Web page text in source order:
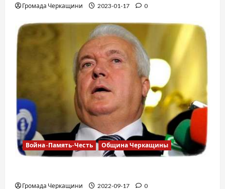
Громада Черкащини 2023-01-17 0
Война-Память-Честь Община Черкащины
Громада Черкащини 2022-09-17 0